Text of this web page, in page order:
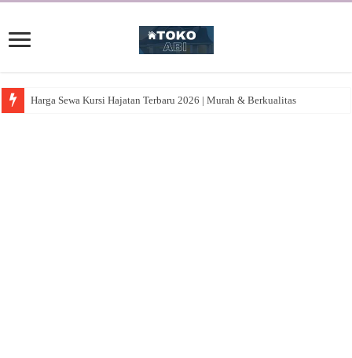
Harga Sewa Kursi Hajatan Terbaru 2026 | Murah & Berkualitas